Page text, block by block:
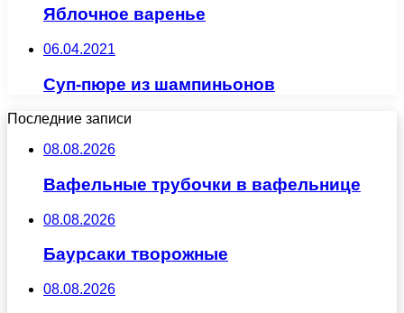
Яблочное варенье
06.04.2021
Суп-пюре из шампиньонов
Последние записи
08.08.2026
Вафельные трубочки в вафельнице
08.08.2026
Баурсаки творожные
08.08.2026